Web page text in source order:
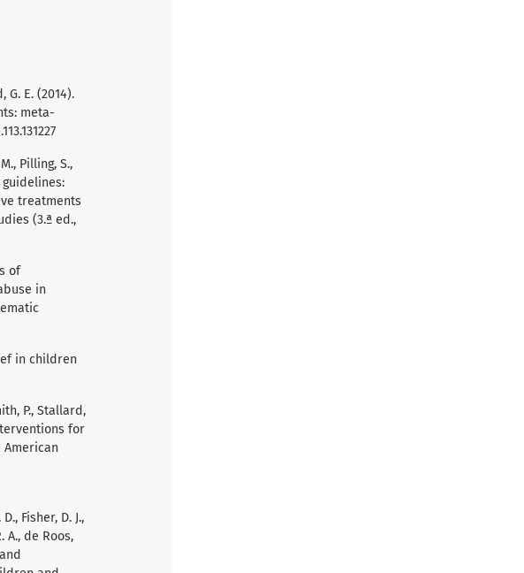
G. E. (2014).
meta-
Pilling, S.,
guidelines:
treatments
(3.ª ed.,
of
in
in children
P., Stallard,
for
Fisher, D. J.,
A., de Roos,